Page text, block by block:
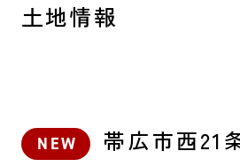
土地情報
NEW 帯広市西21